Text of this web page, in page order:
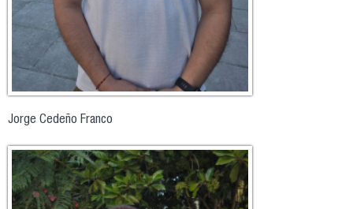
Jorge Cedeño Franco
3.jpg